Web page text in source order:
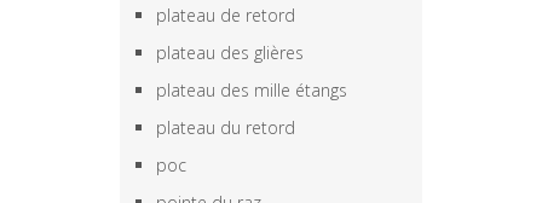
plateau de retord
plateau des glières
plateau des mille étangs
plateau du retord
poc